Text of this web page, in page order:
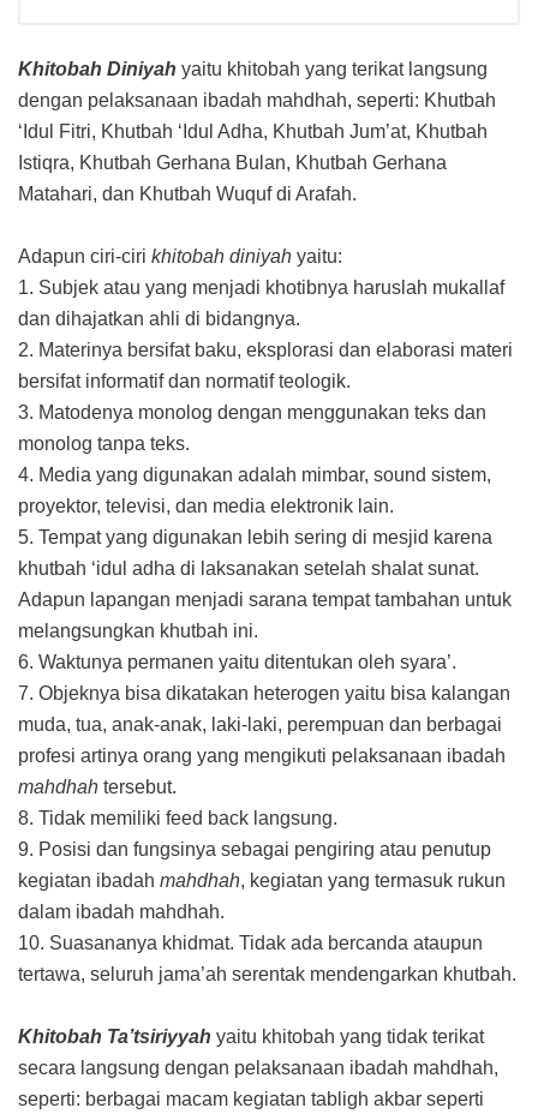
Khitobah Diniyah yaitu khitobah yang terikat langsung
dengan pelaksanaan ibadah mahdhah, seperti: Khutbah
‘Idul Fitri, Khutbah ‘Idul Adha, Khutbah Jum’at, Khutbah
Istiqra, Khutbah Gerhana Bulan, Khutbah Gerhana
Matahari, dan Khutbah Wuquf di Arafah.
Adapun ciri-ciri khitobah diniyah yaitu:
1. Subjek atau yang menjadi khotibnya haruslah mukallaf
dan dihajatkan ahli di bidangnya.
2. Materinya bersifat baku, eksplorasi dan elaborasi materi
bersifat informatif dan normatif teologik.
3. Matodenya monolog dengan menggunakan teks dan
monolog tanpa teks.
4. Media yang digunakan adalah mimbar, sound sistem,
proyektor, televisi, dan media elektronik lain.
5. Tempat yang digunakan lebih sering di mesjid karena
khutbah ‘idul adha di laksanakan setelah shalat sunat.
Adapun lapangan menjadi sarana tempat tambahan untuk
melangsungkan khutbah ini.
6. Waktunya permanen yaitu ditentukan oleh syara’.
7. Objeknya bisa dikatakan heterogen yaitu bisa kalangan
muda, tua, anak-anak, laki-laki, perempuan dan berbagai
profesi artinya orang yang mengikuti pelaksanaan ibadah
mahdhah tersebut.
8. Tidak memiliki feed back langsung.
9. Posisi dan fungsinya sebagai pengiring atau penutup
kegiatan ibadah mahdhah, kegiatan yang termasuk rukun
dalam ibadah mahdhah.
10. Suasananya khidmat. Tidak ada bercanda ataupun
tertawa, seluruh jama’ah serentak mendengarkan khutbah.
Khitobah Ta’tsiriyyah yaitu khitobah yang tidak terikat
secara langsung dengan pelaksanaan ibadah mahdhah,
seperti: berbagai macam kegiatan tabligh akbar seperti